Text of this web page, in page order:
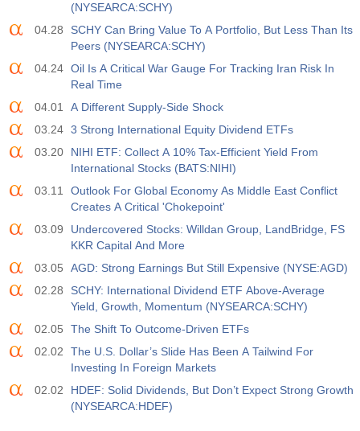
19:30
CFTC Gold, nichtkommerzielle Nettopositionen
Erw
182.1 K
19:30
USD
CFTC Rohöl, nichtkommerzielle Nettopositionen
Akt
Erw
Vorh
CFTC Gold, nichtkommerzielle Nettopositionen
Akt
Erw
Vorh
USD
CFTC Nasdaq 100, Nichtkommerzielle Nettopositionen
Akt
Erw
Vorh
4.9 K
(NYSEARCA:SCHY)
04.28
SCHY Can Bring Value To A Portfolio, But Less Than Its
Peers (NYSEARCA:SCHY)
04.24 Oil Is A Critical War Gauge For Tracking Iran Risk In
Real Time
04.01
A Different Supply-Side Shock
03.24 3 Strong International Equity Dividend ETFs
03.20
NIHI ETF: Collect A 10% Tax-Efficient Yield From
International Stocks (BATS:NIHI)
03.11
Outlook For Global Economy As Middle East Conflict
Creates A Critical 'Chokepoint'
03.09
Undercovered Stocks: Willdan Group, LandBridge, FS
KKR Capital And More
03.05
AGD: Strong Earnings But Still Expensive (NYSE:AGD)
02.28
SCHY: International Dividend ETF Above-Average
Yield, Growth, Momentum (NYSEARCA:SCHY)
02.05
The Shift To Outcome-Driven ETFs
02.02
The U.S. Dollar’s Slide Has Been A Tailwind For
Investing In Foreign Markets
02.02
HDEF: Solid Dividends, But Don’t Expect Strong Growth
(NYSEARCA:HDEF)